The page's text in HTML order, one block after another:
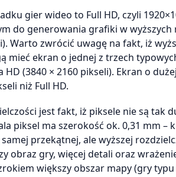
gier wideo to Full HD, czyli
do generowania grafiki w
Warto zwrócić uwagę na fakt, iż
mieć ekran o jednej z trzech
HD (3840 × 2160 pikseli). Ekran o
niż Full HD.
jest fakt, iż piksele nie są tak
piksel ma szerokość ok. 0,31 mm
przekątnej, ale wyższej
obraz gry, więcej detali oraz
większy obszar mapy (gry typu